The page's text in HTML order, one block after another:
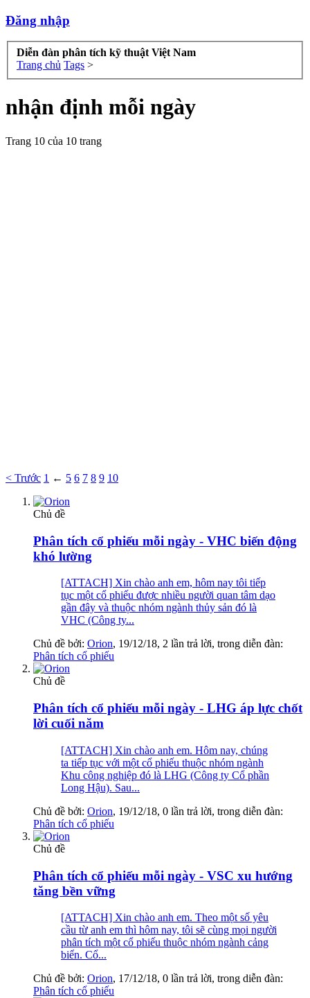
Đăng nhập
Diễn đàn phân tích kỹ thuật Việt Nam
Trang chủ Tags >
nhận định mỗi ngày
Trang 10 của 10 trang
< Trước 1 ← 5 6 7 8 9 10
Chủ đề
Phân tích cổ phiếu mỗi ngày - VHC biến động
khó lường
[ATTACH] Xin chào anh em, hôm nay tôi tiếp
tục một cổ phiếu được nhiều người quan tâm dạo
gần đây và thuộc nhóm ngành thủy sản đó là
VHC (Công ty...
Chủ đề bởi: Orion, 19/12/18, 2 lần trả lời, trong diễn đàn:
Phân tích cổ phiếu
Chủ đề
Phân tích cổ phiếu mỗi ngày - LHG áp lực chốt
lời cuối năm
[ATTACH] Xin chào anh em. Hôm nay, chúng
ta tiếp tục với một cổ phiếu thuộc nhóm ngành
Khu công nghiệp đó là LHG (Công ty Cổ phần
Long Hậu). Sau...
Chủ đề bởi: Orion, 19/12/18, 0 lần trả lời, trong diễn đàn:
Phân tích cổ phiếu
Chủ đề
Phân tích cổ phiếu mỗi ngày - VSC xu hướng
tăng bền vững
[ATTACH] Xin chào anh em. Theo một số yêu
cầu từ anh em thì hôm nay, tôi sẽ cùng mọi người
phân tích một cổ phiếu thuộc nhóm ngành cảng
biển. Cổ...
Chủ đề bởi: Orion, 17/12/18, 0 lần trả lời, trong diễn đàn:
Phân tích cổ phiếu